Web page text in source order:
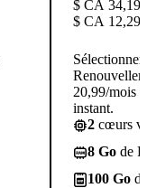
$ CA 34,19
$ CA 12,29
Sélectionner
20,99/mois
instant.
2 cœurs
8 Go de
100 Go